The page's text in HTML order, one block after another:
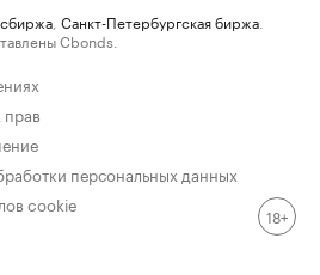
Санкт-Петербургская биржа
Cbonds.
персональных данных
cookie
18+